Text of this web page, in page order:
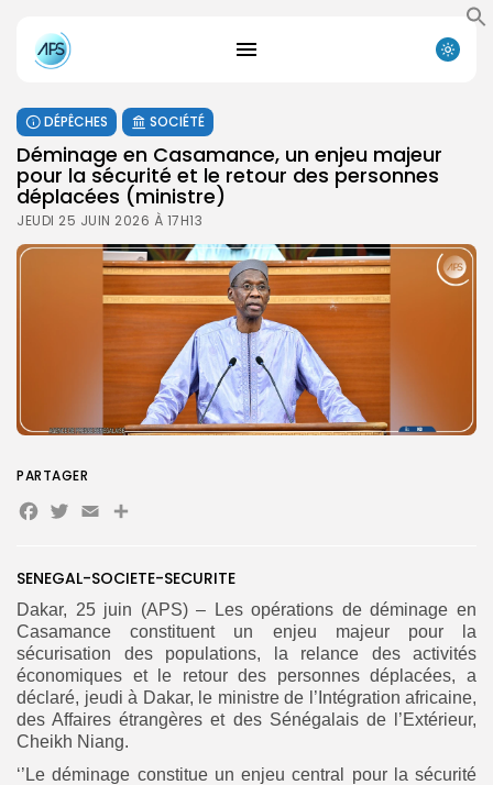
for:
FR
DÉPÊCHES SOCIÉTÉ
Déminage en Casamance, un enjeu majeur
pour la sécurité et le retour des personnes
déplacées (ministre)
JEUDI 25 JUIN 2026 À 17H13
SENEGAL-SOCIETE-SECURITE
Dakar, 25 juin (APS) – Les opérations de déminage en
Casamance constituent un enjeu majeur pour la
sécurisation des populations, la relance des activités
économiques et le retour des personnes déplacées, a
déclaré, jeudi à Dakar, le ministre de l’Intégration africaine,
des Affaires étrangères et des Sénégalais de l’Extérieur,
Cheikh Niang.
‘’Le déminage constitue un enjeu central pour la sécurité
PARTAGER
Facebook
Twitter
EmailPartager